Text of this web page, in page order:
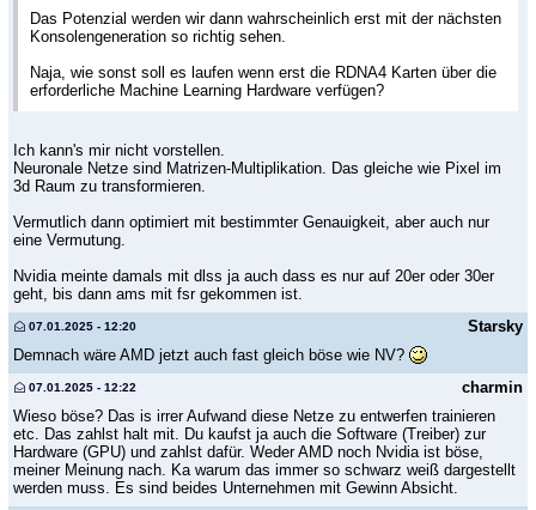
Das Potenzial werden wir dann wahrscheinlich erst mit der nächsten
Konsolengeneration so richtig sehen.
Naja, wie sonst soll es laufen wenn erst die RDNA4 Karten über die
erforderliche Machine Learning Hardware verfügen?
Ich kann's mir nicht vorstellen.
Neuronale Netze sind Matrizen-Multiplikation. Das gleiche wie Pixel im
3d Raum zu transformieren.
Vermutlich dann optimiert mit bestimmter Genauigkeit, aber auch nur
eine Vermutung.
Nvidia meinte damals mit dlss ja auch dass es nur auf 20er oder 30er
geht, bis dann ams mit fsr gekommen ist.
Starsky
07.01.2025 - 12:20
Demnach wäre AMD jetzt auch fast gleich böse wie NV?
charmin
07.01.2025 - 12:22
Wieso böse? Das is irrer Aufwand diese Netze zu entwerfen trainieren
etc. Das zahlst halt mit. Du kaufst ja auch die Software (Treiber) zur
Hardware (GPU) und zahlst dafür. Weder AMD noch Nvidia ist böse,
meiner Meinung nach. Ka warum das immer so schwarz weiß dargestellt
werden muss. Es sind beides Unternehmen mit Gewinn Absicht.